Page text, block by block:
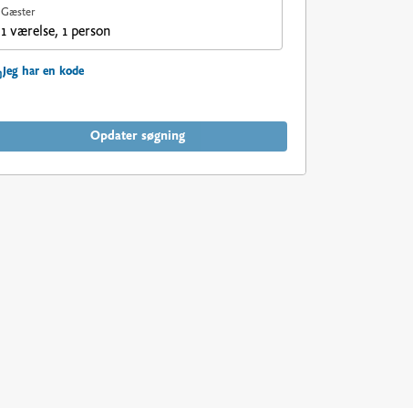
Gæster
1 værelse, 1 person
Jeg har en kode
Opdater søgning